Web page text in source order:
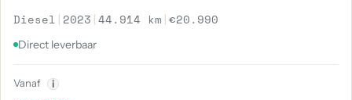
Diesel | 2023 |44.914 km |€20.990
Direct leverbaar
Vanaf i